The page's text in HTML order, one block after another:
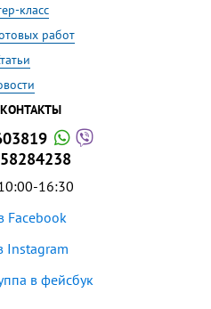
класс
работ
16:30
Facebook
в фейсбук